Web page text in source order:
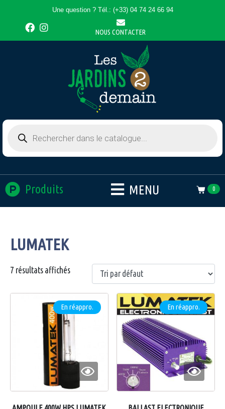
Une question ? Tél.: (+33) 04 74 24 66 94
NOUS CONTACTER
Produits MENU 0
LUMATEK
7 résultats affichés
En réappro. En réappro.